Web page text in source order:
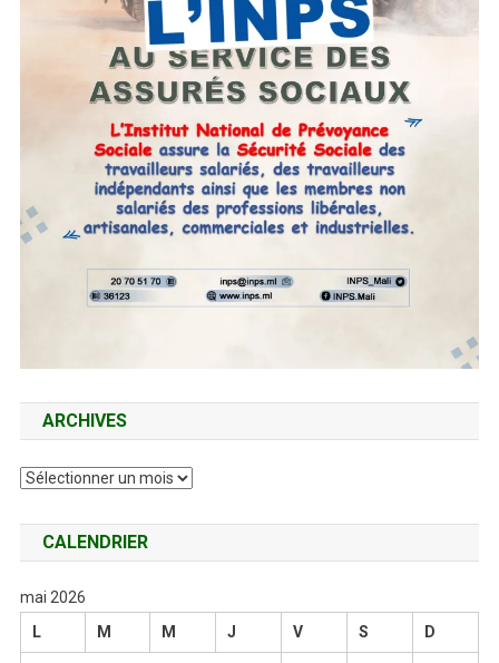
ARCHIVES
Archives
CALENDRIER
mai 2026
L
M M J V S D